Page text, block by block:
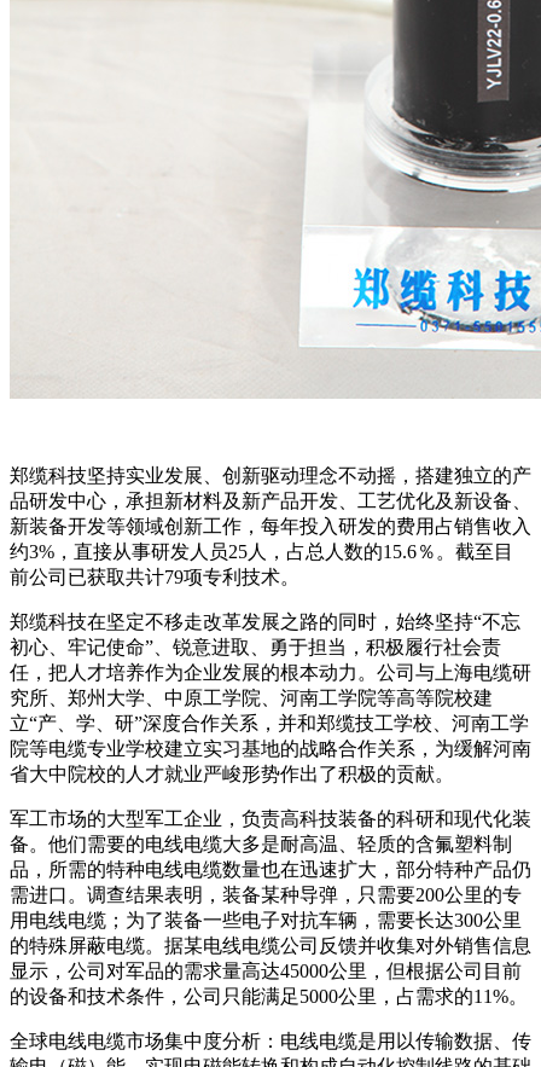
郑缆科技坚持实业发展、创新驱动理念不动摇，搭建独立的产
品研发中心，承担新材料及新产品开发、工艺优化及新设备、
新装备开发等领域创新工作，每年投入研发的费用占销售收入
约3%，直接从事研发人员25人，占总人数的15.6％。截至目
前公司已获取共计79项专利技术。
郑缆科技在坚定不移走改革发展之路的同时，始终坚持“不忘
初心、牢记使命”、锐意进取、勇于担当，积极履行社会责
任，把人才培养作为企业发展的根本动力。公司与上海电缆研
究所、郑州大学、中原工学院、河南工学院等高等院校建
立“产、学、研”深度合作关系，并和郑缆技工学校、河南工学
院等电缆专业学校建立实习基地的战略合作关系，为缓解河南
省大中院校的人才就业严峻形势作出了积极的贡献。
军工市场的大型军工企业，负责高科技装备的科研和现代化装
备。他们需要的电线电缆大多是耐高温、轻质的含氟塑料制
品，所需的特种电线电缆数量也在迅速扩大，部分特种产品仍
需进口。调查结果表明，装备某种导弹，只需要200公里的专
用电线电缆；为了装备一些电子对抗车辆，需要长达300公里
的特殊屏蔽电缆。据某电线电缆公司反馈并收集对外销售信息
显示，公司对军品的需求量高达45000公里，但根据公司目前
的设备和技术条件，公司只能满足5000公里，占需求的11%。
全球电线电缆市场集中度分析：电线电缆是用以传输数据、传